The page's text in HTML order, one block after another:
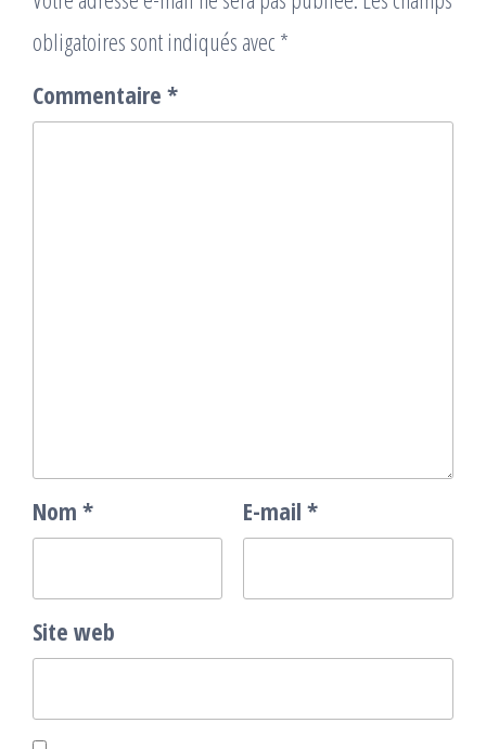
obligatoires sont indiqués avec *
Commentaire *
Nom * E-mail *
Site web